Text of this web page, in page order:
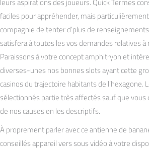
faciles pour appréhender, mais
compagnie de tenter d’plus de
satisfera à toutes les vos demandes relatives à
Paraissons à votre concept amphitryon et
diverses-unes nos bonnes slots ayant cette
casinos du trajectoire habitants de l’hexagone.
sélectionnés partie très affectés sauf que vous
de nos causes en les descriptifs.
À proprement parler avec ce antienne de
conseillés appareil vers sous vidéo à votre